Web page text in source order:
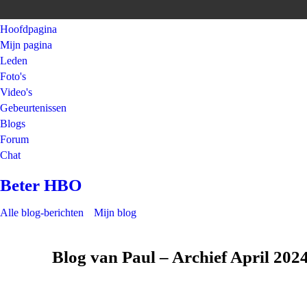
Hoofdpagina
Mijn pagina
Leden
Foto's
Video's
Gebeurtenissen
Blogs
Forum
Chat
Beter HBO
Alle blog-berichten Mijn blog
Blog van Paul – Archief April